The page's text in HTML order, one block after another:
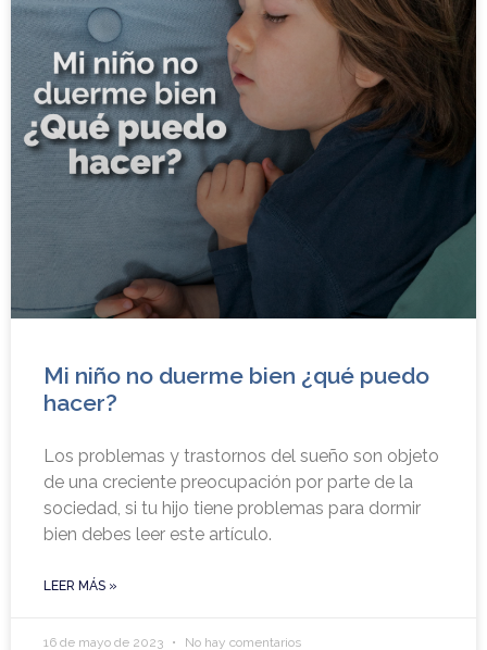
Mi niño no duerme bien ¿qué puedo
hacer?
Los problemas y trastornos del sueño son objeto
de una creciente preocupación por parte de la
sociedad, si tu hijo tiene problemas para dormir
bien debes leer este artículo.
LEER MÁS »
16 de mayo de 2023 No hay comentarios